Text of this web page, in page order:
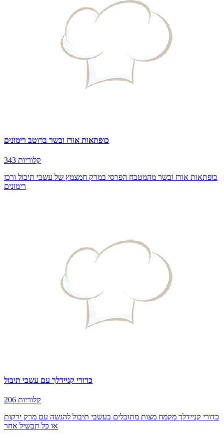
כופתאות אורז ובשר ברוטב רימונים
343 קלוריות
כופתאות אורז ובשר מהמטבח הפרסי במרק חמצמץ של עשבי תיבול ורכז
רימונים
כדורי קניידלך עם עשבי תיבול
206 קלוריות
כדורי קניידלך מקמח מצות מתובלים בעשבי תיבול להגשה עם מרק ירקות
או כל תבשיל אחר